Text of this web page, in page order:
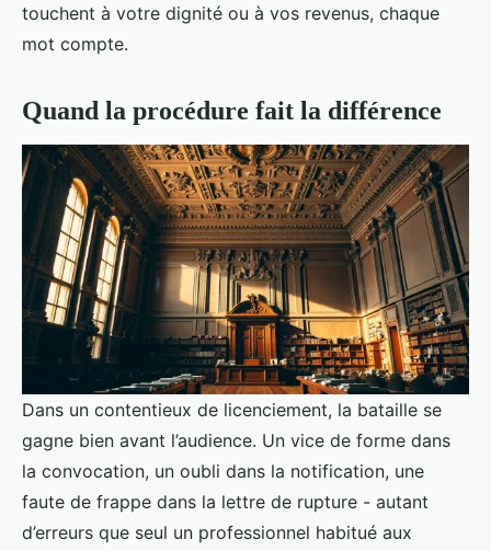
touchent à votre dignité ou à vos revenus, chaque
mot compte.
Quand la procédure fait la différence
Dans un contentieux de licenciement, la bataille se
gagne bien avant l’audience. Un vice de forme dans
la convocation, un oubli dans la notification, une
faute de frappe dans la lettre de rupture - autant
d’erreurs que seul un professionnel habitué aux